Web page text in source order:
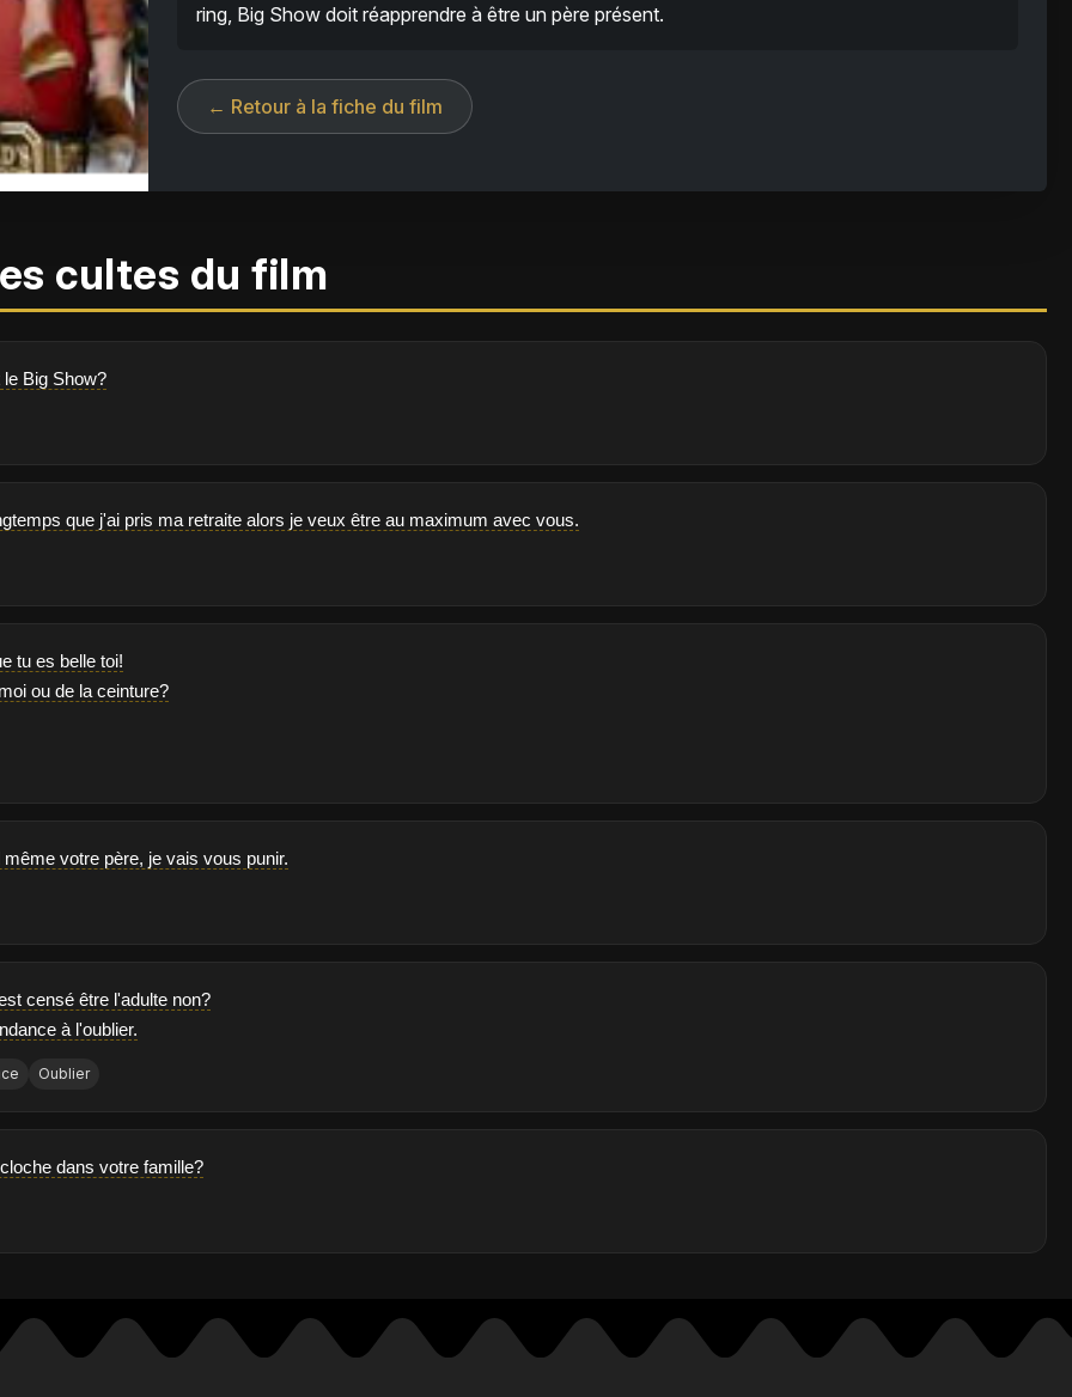
ring, Big Show doit réapprendre à être un père présent.
← Retour à la fiche du film
cultes du film
le Big Show?
que j'ai pris ma retraite alors je veux être au maximum avec vous.
tu es belle toi!
ou de la ceinture?
votre père, je vais vous punir.
censé être l'adulte non?
à l'oublier.
Oublier
dans votre famille?